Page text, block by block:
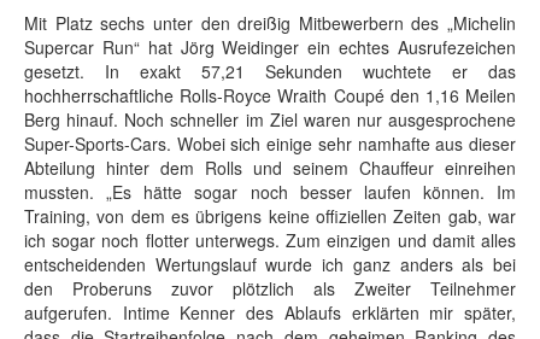
Mit Platz sechs unter den dreißig Mitbewerbern des „Michelin
Supercar Run“ hat Jörg Weidinger ein echtes Ausrufezeichen
gesetzt. In exakt 57,21 Sekunden wuchtete er das
hochherrschaftliche Rolls-Royce Wraith Coupé den 1,16 Meilen
Berg hinauf. Noch schneller im Ziel waren nur ausgesprochene
Super-Sports-Cars. Wobei sich einige sehr namhafte aus dieser
Abteilung hinter dem Rolls und seinem Chauffeur einreihen
mussten. „Es hätte sogar noch besser laufen können. Im
Training, von dem es übrigens keine offiziellen Zeiten gab, war
ich sogar noch flotter unterwegs. Zum einzigen und damit alles
entscheidenden Wertungslauf wurde ich ganz anders als bei
den Proberuns zuvor plötzlich als Zweiter Teilnehmer
aufgerufen. Intime Kenner des Ablaufs erklärten mir später,